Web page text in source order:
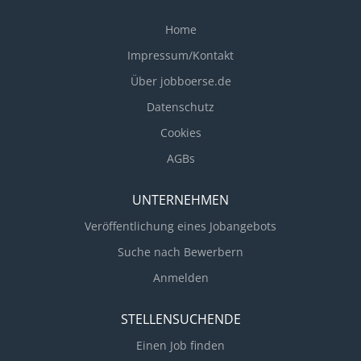
Home
Impressum/Kontakt
Über jobboerse.de
Datenschutz
Cookies
AGBs
UNTERNEHMEN
Veröffentlichung eines Jobangebots
Suche nach Bewerbern
Anmelden
STELLENSUCHENDE
Einen Job finden